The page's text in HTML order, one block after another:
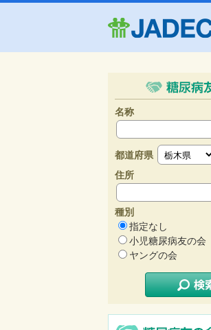
名称
都道府県
住所
種別
指定なし
小児糖尿病友の会
ヤングの会